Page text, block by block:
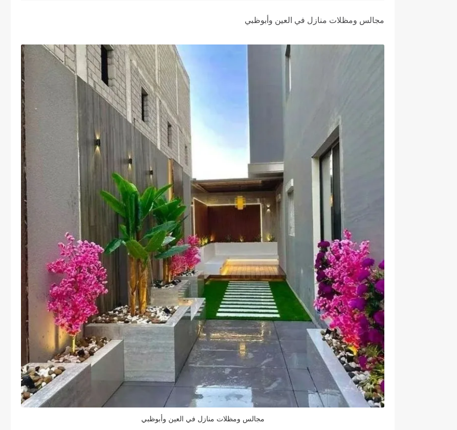
مجالس ومظلات منازل في العين وأبوظبي
مجالس ومظلات منازل في العين وأبوظبي